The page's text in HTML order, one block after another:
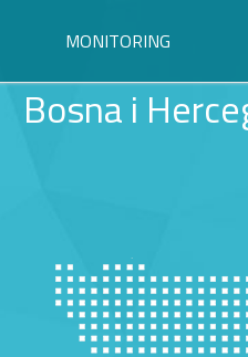
MONITORING
Bosna i